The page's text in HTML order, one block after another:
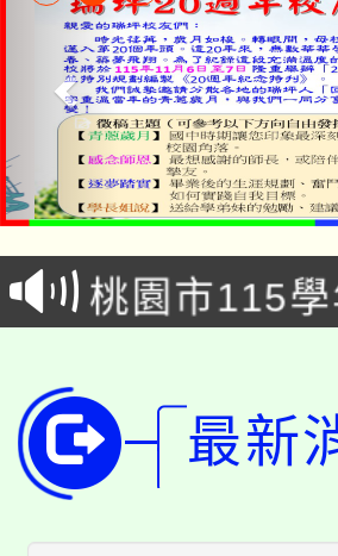
公告本校
代理(課)教
「2026金融
車」活動
桃園市115
公告本校
代理(課)教
公告本校
代理(課)教
轉知中國文
最新